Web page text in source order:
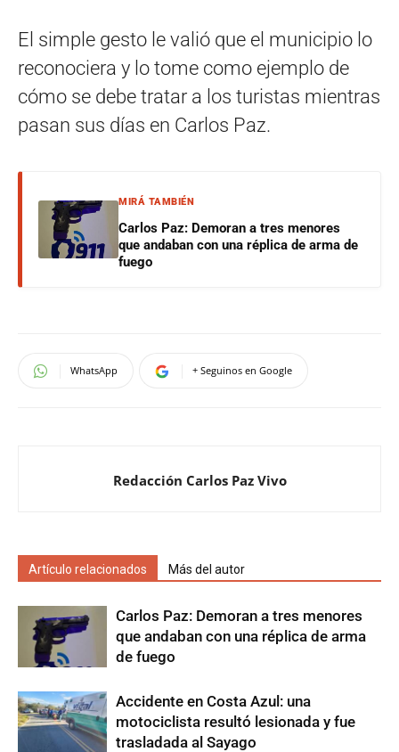
El simple gesto le valió que el municipio lo
reconociera y lo tome como ejemplo de
cómo se debe tratar a los turistas mientras
pasan sus días en Carlos Paz.
MIRÁ TAMBIÉN
Carlos Paz: Demoran a tres menores
que andaban con una réplica de arma de
fuego
WhatsApp + Seguinos en Google
Redacción Carlos Paz Vivo
Artículo relacionados Más del autor
Carlos Paz: Demoran a tres menores
que andaban con una réplica de arma
de fuego
Accidente en Costa Azul: una
motociclista resultó lesionada y fue
trasladada al Sayago